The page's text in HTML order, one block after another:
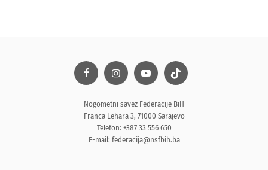
Nogometni savez Federacije BiH
Franca Lehara 3, 71000 Sarajevo
Telefon: +387 33 556 650
E-mail: federacija@nsfbih.ba